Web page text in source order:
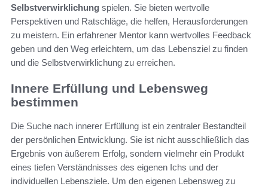
Selbstverwirklichung spielen. Sie bieten wertvolle
Perspektiven und Ratschläge, die helfen, Herausforderungen
zu meistern. Ein erfahrener Mentor kann wertvolles Feedback
geben und den Weg erleichtern, um das Lebensziel zu finden
und die Selbstverwirklichung zu erreichen.
Innere Erfüllung und Lebensweg
bestimmen
Die Suche nach innerer Erfüllung ist ein zentraler Bestandteil
der persönlichen Entwicklung. Sie ist nicht ausschließlich das
Ergebnis von äußerem Erfolg, sondern vielmehr ein Produkt
eines tiefen Verständnisses des eigenen Ichs und der
individuellen Lebensziele. Um den eigenen Lebensweg zu